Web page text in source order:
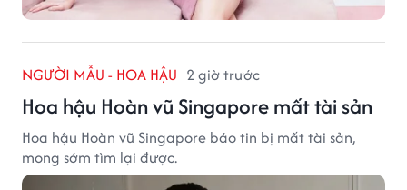
NGƯỜI MẪU - HOA HẬU 2 giờ trước
Hoa hậu Hoàn vũ Singapore mất tài sản
Hoa hậu Hoàn vũ Singapore báo tin bị mất tài sản,
mong sớm tìm lại được.